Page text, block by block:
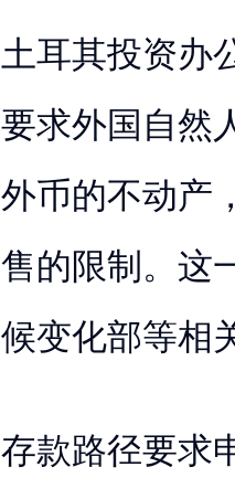
土耳其投资办
要求外国自然
外币的不动产
售的限制。这
候变化部等相
存款路径要求